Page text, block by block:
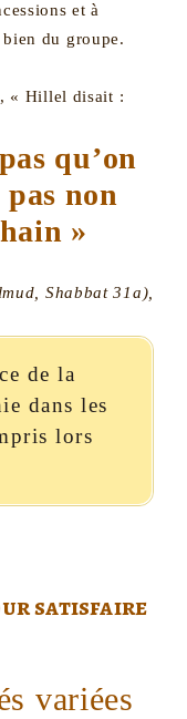
et à
du groupe.
« Hillel disait :
pas non
»
Shabbat 31a),
de la
dans les
lors
satisfaire
variées